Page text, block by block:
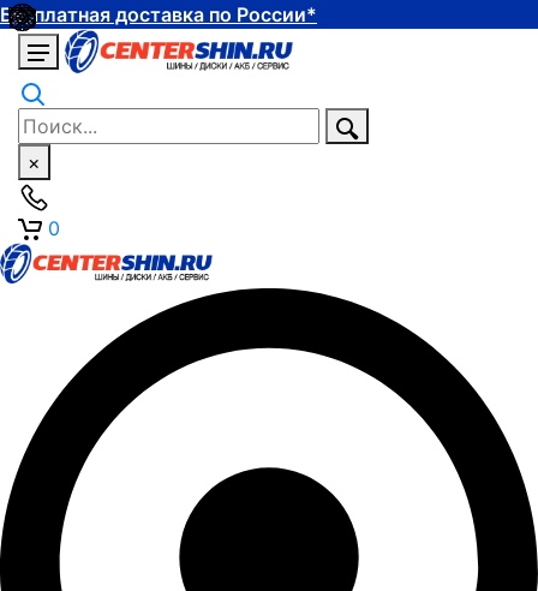
Бесплатная доставка по России*
×
0